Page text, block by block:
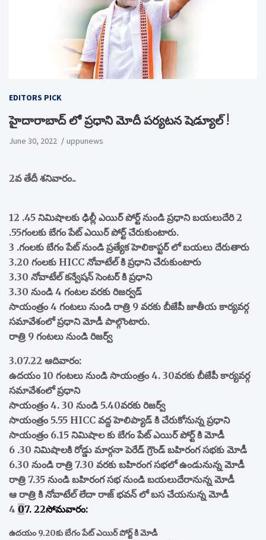
EDITORS PICK
హైదారాబాద్ లో ప్రధాని మోదీ పర్యటన షెడ్యూల్ !
June 30, 2022 uppunews
2వ తేదీ శనివారం..
12 .45 నిమిషాలకు ఢిల్లీ ఎయిర్ పోర్ట్ నుండి ప్రధాని బయలుదేరి 2
.55గంలకు బేగం పేట్ ఎయిర్ పోర్ట్ చేరుకుంటారు.
3 .గంలకు బేగం పేట్ నుండి ప్రత్యేక హెలికాప్టర్ లో బయలు దేరుతారు
3.20 గంలకు HICC నోవాటేల్ కి ప్రధాని చేరుకుంటారు
3.30 నోవాటేల్ కన్వేషన్ సెంటర్ కి ప్రధాని
3.30 నుండి 4 గంటల వరకు రిజర్వడ్
సాయంత్రం 4 గంటలు నుండి రాత్రి 9 వరకు బీజేపీ జాతీయ కార్యవర్గ
సమావేశంలో ప్రధాని మోడీ పాల్గొంటారు.
రాత్రి 9 గంటలు నుండి రిజర్వ్
3.07.22 ఆదివారం:
ఉదయం 10 గంటలు నుండి సాయంత్రం 4. 30వరకు బీజేపీ కార్యవర్గ
సమావేశంలో ప్రధాని
సాయంత్రం 4. 30 నుండి 5.40వరకు రిజర్వ్
సాయంత్రం 5.55 HICC వద్ద హెలిప్యాడ్ కి చేరుకోనున్న ప్రధాని
సాయంత్రం 6.15 నిమిషాల కు బేగం పేట్ ఎయిర్ పోర్ట్ కి మోడీ
6 .30 నిమిషాలకి రోడ్డు మార్గనా పెరేడ్ గ్రౌండ్ బహిరంగ సభకు మోడీ
6.30 నుండి రాత్రి 7.30 వరకు బహిరంగ సభలో ఉండునున్న మోడీ
రాత్రి 7.35 నుండి బహిరంగ సభ నుండి బయలుదేరానున్న మోడీ
ఆ రాత్రి కి నోవాటేల్ లేదా రాజ్ భవన్ లో బస చేయనున్న మోడీ
4 07. 22సోమవారం:
ఉదయం 9.20కు బేగం పేట్ ఎయిర్ పోర్ట్ కి మోడీ